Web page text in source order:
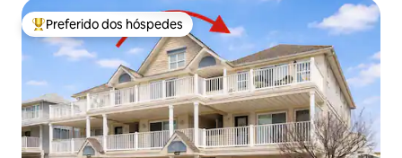
Entre os melhores preferidos dos hóspedes
Preferido dos hóspedes